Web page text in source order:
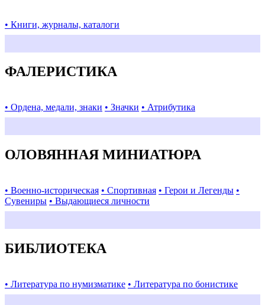
• Книги, журналы, каталоги
ФАЛЕРИСТИКА
• Ордена, медали, знаки • Значки • Атрибутика
ОЛОВЯННАЯ МИНИАТЮРА
• Военно-историческая • Спортивная • Герои и Легенды •
Сувениры • Выдающиеся личности
БИБЛИОТЕКА
• Литература по нумизматике • Литература по бонистике